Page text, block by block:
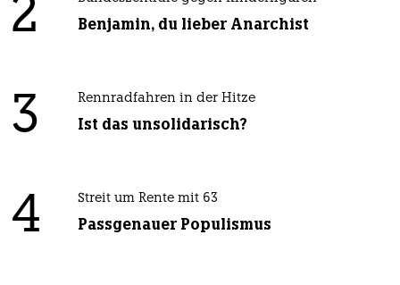
2 Benjamin, du lieber Anarchist
3 Rennradfahren in der Hitze
Ist das unsolidarisch?
4 Streit um Rente mit 63
Passgenauer Populismus